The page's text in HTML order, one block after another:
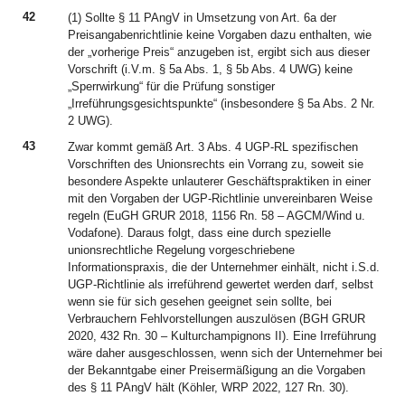
42
(1) Sollte § 11 PAngV in Umsetzung von Art. 6a der
Preisangabenrichtlinie keine Vorgaben dazu enthalten, wie
der „vorherige Preis“ anzugeben ist, ergibt sich aus dieser
Vorschrift (i.V.m. § 5a Abs. 1, § 5b Abs. 4 UWG) keine
„Sperrwirkung“ für die Prüfung sonstiger
„Irreführungsgesichtspunkte“ (insbesondere § 5a Abs. 2 Nr.
2 UWG).
43
Zwar kommt gemäß Art. 3 Abs. 4 UGP-RL spezifischen
Vorschriften des Unionsrechts ein Vorrang zu, soweit sie
besondere Aspekte unlauterer Geschäftspraktiken in einer
mit den Vorgaben der UGP-Richtlinie unvereinbaren Weise
regeln (EuGH GRUR 2018, 1156 Rn. 58 – AGCM/Wind u.
Vodafone). Daraus folgt, dass eine durch spezielle
unionsrechtliche Regelung vorgeschriebene
Informationspraxis, die der Unternehmer einhält, nicht i.S.d.
UGP-Richtlinie als irreführend gewertet werden darf, selbst
wenn sie für sich gesehen geeignet sein sollte, bei
Verbrauchern Fehlvorstellungen auszulösen (BGH GRUR
2020, 432 Rn. 30 – Kulturchampignons II). Eine Irreführung
wäre daher ausgeschlossen, wenn sich der Unternehmer bei
der Bekanntgabe einer Preisermäßigung an die Vorgaben
des § 11 PAngV hält (Köhler, WRP 2022, 127 Rn. 30).